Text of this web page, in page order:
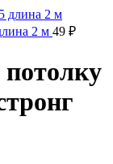
2 м 49 ₽